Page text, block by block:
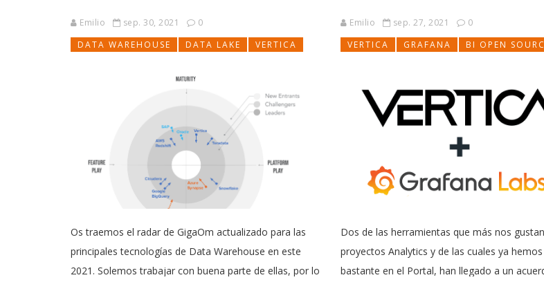
Emilio sep. 30, 2021
0
DATA WAREHOUSE
DATA LAKE VERTICA
Os traemos el radar de GigaOm actualizado para las
principales tecnologías de Data Warehouse en este
2021. Solemos trabajar con buena parte de ellas, por lo
Emilio sep. 27, 2021
0
VERTICA
GRAFANA BI OPEN
Dos de las herramientas que más nos
proyectos Analytics y de las cuales ya
bastante en el Portal, han llegado a un